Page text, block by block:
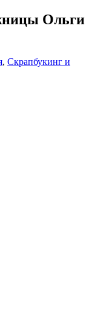
Ольги
, Скрапбукинг и